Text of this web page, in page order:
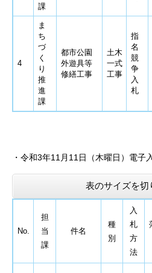
課
4
ま
ち
づ
く
り
推
進
課
都市公園
外遊具等
修繕工事
土木
一式
工事
指
名
競
争
入
札
・ 令和3年11月11日 （木曜日）電子
表のサイズを切
No.
担
当
課
件名
種
別
入
札
方
法